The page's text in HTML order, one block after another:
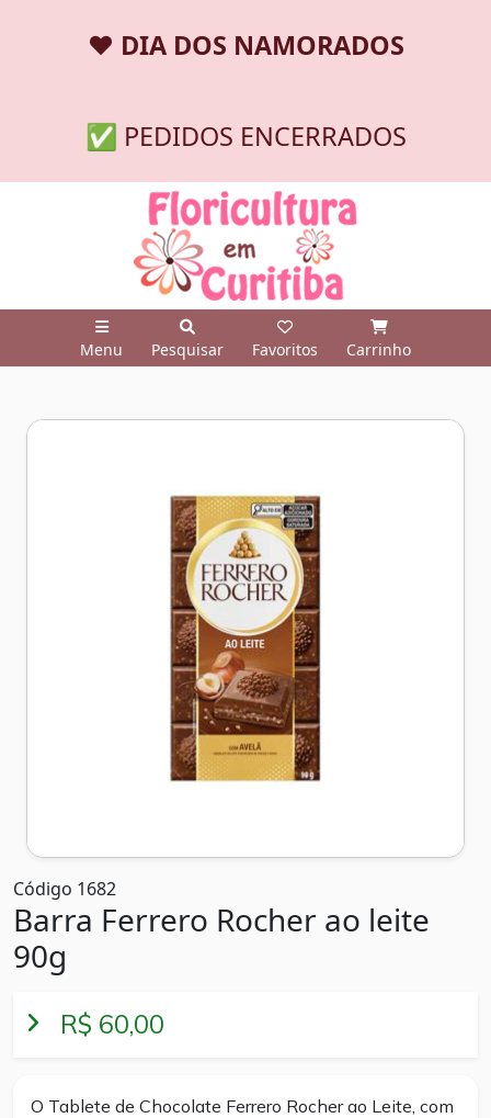
❤️ DIA DOS NAMORADOS
✅ PEDIDOS ENCERRADOS
Menu Pesquisar Favoritos Carrinho
Código 1682
Barra Ferrero Rocher ao leite
90g
R$ 60,00
O Tablete de Chocolate Ferrero Rocher ao Leite, com